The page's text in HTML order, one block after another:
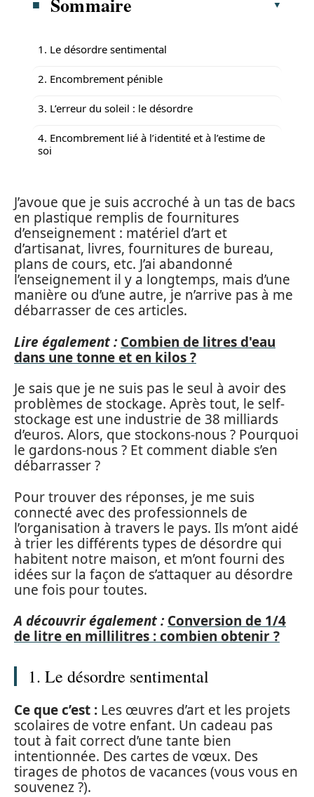
1. Le désordre sentimental
2. Encombrement pénible
3. L’erreur du soleil : le désordre
4. Encombrement lié à l’identité et à l’estime de
soi
J’avoue que je suis accroché à un tas de bacs
en plastique remplis de fournitures
d’enseignement : matériel d’art et
d’artisanat, livres, fournitures de bureau,
plans de cours, etc. J’ai abandonné
l’enseignement il y a longtemps, mais d’une
manière ou d’une autre, je n’arrive pas à me
débarrasser de ces articles.
Lire également : Combien de litres d'eau
dans une tonne et en kilos ?
Je sais que je ne suis pas le seul à avoir des
problèmes de stockage. Après tout, le self-
stockage est une industrie de 38 milliards
d’euros. Alors, que stockons-nous ? Pourquoi
le gardons-nous ? Et comment diable s’en
débarrasser ?
Pour trouver des réponses, je me suis
connecté avec des professionnels de
l’organisation à travers le pays. Ils m’ont aidé
à trier les différents types de désordre qui
habitent notre maison, et m’ont fourni des
idées sur la façon de s’attaquer au désordre
une fois pour toutes.
A découvrir également : Conversion de 1/4
de litre en millilitres : combien obtenir ?
1. Le désordre sentimental
Ce que c’est : Les œuvres d’art et les projets
scolaires de votre enfant. Un cadeau pas
tout à fait correct d’une tante bien
intentionnée. Des cartes de vœux. Des
tirages de photos de vacances (vous vous en
souvenez ?).